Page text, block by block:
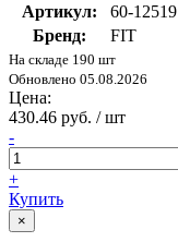
Артикул:
60-12519
Бренд:
FIT
На складе 190 шт
Обновлено 05.08.2026
Цена:
430.46 руб. / шт
-
+
Купить
×